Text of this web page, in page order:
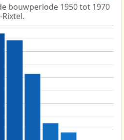
bouwperiode 1950 tot 1970